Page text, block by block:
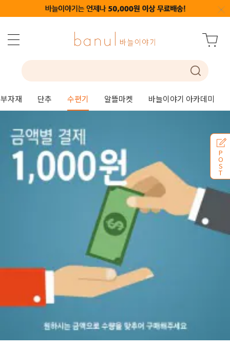
부자재 단추 수편기 알뜰마켓 바늘이야기 아카데미
P
O
S
T